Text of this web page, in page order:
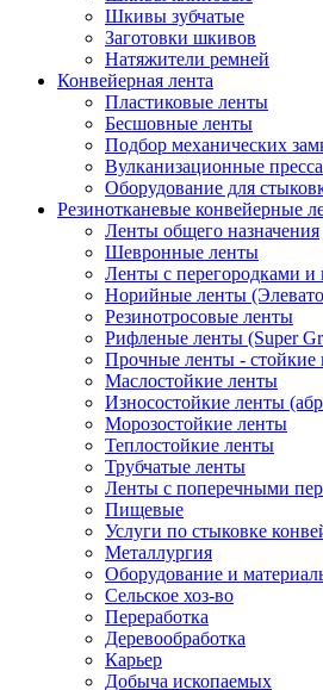
Шкивы зубчатые
Заготовки шкивов
Натяжители ремней
Конвейерная лента
Пластиковые ленты
Бесшовные ленты
Подбор механических
Вулканизационные пресса
Оборудование для
Резинотканевые конвейерные
Ленты общего назначения
Шевронные ленты
Ленты с перегородками и
Норийные ленты
Резинотросовые ленты
Рифленые ленты (Super
Прочные ленты - стойкие
Маслостойкие ленты
Износостойкие ленты
Морозостойкие ленты
Теплостойкие ленты
Трубчатые ленты
Ленты с поперечными
Пищевые
Услуги по стыковке
Металлургия
Оборудование и
Сельское хоз-во
Переработка
Деревообработка
Карьер
Добыча ископаемых